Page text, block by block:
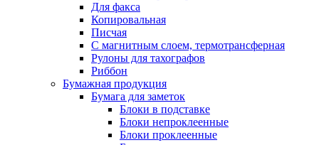
Для факса
Копировальная
Писчая
С магнитным слоем, термотрансферная
Рулоны для тахографов
Риббон
Бумажная продукция
Бумага для заметок
Блоки в подставке
Блоки непроклеенные
Блоки проклеенные